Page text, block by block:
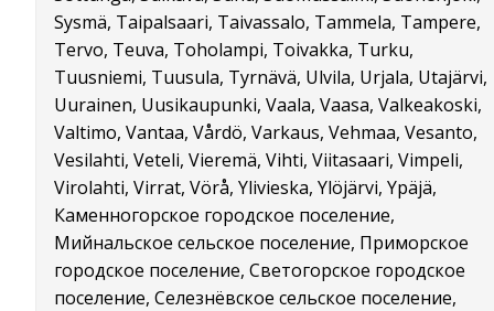
Sysmä, Taipalsaari, Taivassalo, Tammela, Tampere,
Tervo, Teuva, Toholampi, Toivakka, Turku,
Tuusniemi, Tuusula, Tyrnävä, Ulvila, Urjala, Utajärvi,
Uurainen, Uusikaupunki, Vaala, Vaasa, Valkeakoski,
Valtimo, Vantaa, Vårdö, Varkaus, Vehmaa, Vesanto,
Vesilahti, Veteli, Vieremä, Vihti, Viitasaari, Vimpeli,
Virolahti, Virrat, Vörå, Ylivieska, Ylöjärvi, Ypäjä,
Каменногорское городское поселение,
Мийнальское сельское поселение, Приморское
городское поселение, Светогорское городское
поселение, Селезнёвское сельское поселение,